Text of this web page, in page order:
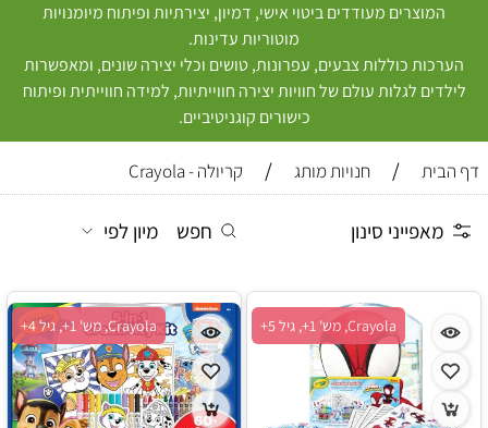
המוצרים מעודדים ביטוי אישי, דמיון, יצירתיות ופיתוח מיומנויות
מוטוריות עדינות.
הערכות כוללות צבעים, עפרונות, טושים וכלי יצירה שונים, ומאפשרות
לילדים לגלות עולם של חוויות יצירה חווייתיות, למידה חווייתית ופיתוח
כישורים קוגניטיביים.
דף הבית / חנויות מותג / קריולה - Crayola
מאפייני סינון חפש מיון לפי
Crayola, מש' 1+, גיל 5+ Crayola, מש' 1+, גיל 4+